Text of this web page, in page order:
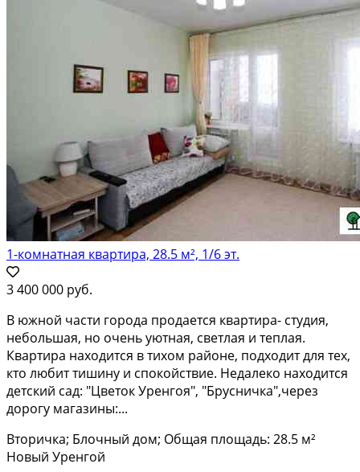
1-комнатная квартира, 28.5 м², 1/6 эт.
3 400 000 руб.
В южной части города продается квартира- студия,
небольшая, но очень уютная, светлая и теплая.
Квартира находится в тихом районе, подходит для тех,
кто любит тишину и спокойствие. Недалеко находится
детский сад: "Цветок Уренгоя", "Брусничка",через
дорогу магазины:...
Вторичка; Блочный дом; Общая площадь: 28.5 м²
Новый Уренгой